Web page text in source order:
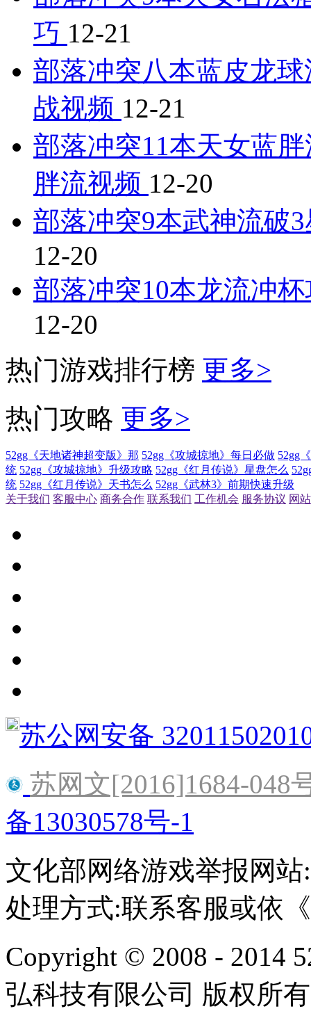
巧 12-21
部落冲突八本蓝皮龙
战视频 12-21
部落冲突11本天女蓝
胖流视频 12-20
部落冲突9本武神流破
12-20
部落冲突10本龙流冲
12-20
热门游戏排行榜 更多>
热门攻略 更多>
52gg《天地诸神超变版》那 52gg《攻城掠地》每日必做 52gg
统 52gg《攻城掠地》升级攻略 52gg《红月传说》星盘怎么
统 52gg《红月传说》天书怎么 52gg《武林3》前期快速升级
关于我们 客服中心 商务合作 联系我们 工作机会 服务协议 网
苏公网安备
苏网文[2016]1684-048
备13030578号-1
文化部网络游戏举报网站
处理方式:联系客服或依
Copyright © 2008 - 2014
弘科技有限公司 版权所有